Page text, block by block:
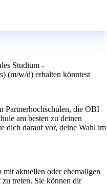
Studium -
(m/w/d) erhalten könntest
Partnerhochschulen, die OBI
am besten zu deinen
dich darauf vor, deine Wahl im
aktuellen oder ehemaligen
treten. Sie können dir